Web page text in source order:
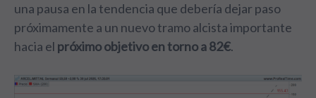
una pausa en la tendencia que debería dejar paso
próximamente a un nuevo tramo alcista importante
hacia el próximo objetivo en torno a 82€.